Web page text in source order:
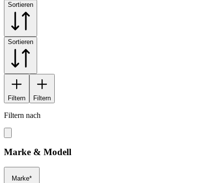
Sortieren
Sortieren
Filtern Filtern
Filtern nach
Marke & Modell
Marke*